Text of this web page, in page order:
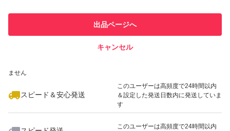
での取引実績があります
ません
スピード＆安心発送
このユーザーは高頻度で24時間以内
＆設定した発送日数内に発送していま
す
このユーザーは高頻度で24時間以内
出品ページへ
キャンセル